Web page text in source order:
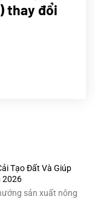
thay đổi
Tạo Đất Và Giúp
2026
sản xuất nông